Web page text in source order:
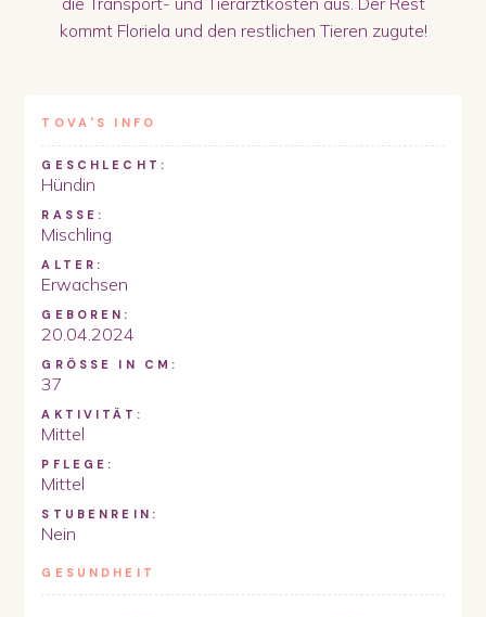
kommt Floriela und den restlichen Tieren zugute!
TOVA 'S INFO
GESCHLECHT:
Hündin
RASSE:
Mischling
ALTER:
Erwachsen
GEBOREN:
20.04.2024
GRÖSSE IN CM:
37
AKTIVITÄT:
Mittel
PFLEGE:
Mittel
STUBENREIN:
Nein
GESUNDHEIT